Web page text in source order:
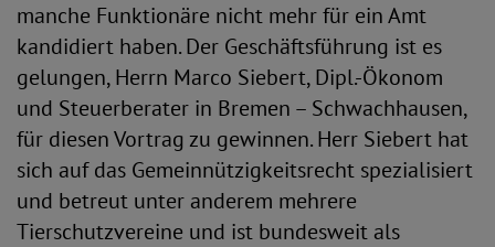
manche Funktionäre nicht mehr für ein Amt
kandidiert haben. Der Geschäftsführung ist es
gelungen, Herrn Marco Siebert, Dipl.-Ökonom
und Steuerberater in Bremen – Schwachhausen,
für diesen Vortrag zu gewinnen. Herr Siebert hat
sich auf das Gemeinnützigkeitsrecht spezialisiert
und betreut unter anderem mehrere
Tierschutzvereine und ist bundesweit als